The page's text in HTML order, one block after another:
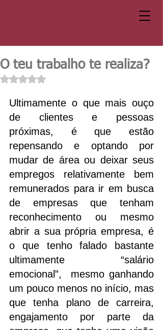
O teu trabalho te realiza?
Avaliado com NaN de 5 estrelas.
Ultimamente o que mais ouço
de clientes e pessoas
próximas, é que estão
repensando e optando por
mudar de área ou deixar seus
empregos relativamente bem
remunerados para ir em busca
de empresas que tenham
reconhecimento ou mesmo
abrir a sua própria empresa, é
o que tenho falado bastante
ultimamente  “salário
emocional”,  mesmo ganhando
um pouco menos no início, mas
que tenha plano de carreira,
engajamento por parte da